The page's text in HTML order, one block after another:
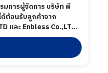
การผู้จัดการ บริษัท พี
ต้อนรับลูกค้าจาก
และ Enbless Co.,LTD
น พาร์ท จำกัด ได้นำเสนอ
เยี่ยมชมกระบวนการผลิต
บัติการทดสอบ เมื่อวันที่